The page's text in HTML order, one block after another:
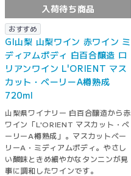
入荷待ち商品
おすすめ
GI山梨 山梨ワイン 赤ワイン ミ
ディアムボディ 白百合醸造 ロ
リアンワイン L'ORIENT マス
カット・ベーリーA樽熟成
720ml
山梨県ワイナリー 白百合醸造から赤
ワイン「L'ORIENT マスカット・ベ
ーリーA樽熟成」。マスカットベー
リーA・ミディアムボディ。やさし
い酸味ときめ細やかなタンニンが見
事に調和したワインです。